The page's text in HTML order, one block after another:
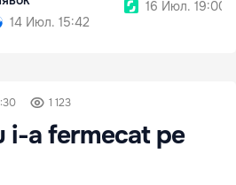
14 Июл. 15:42
16 Июл. 19:00
1 123
i-a fermecat pe